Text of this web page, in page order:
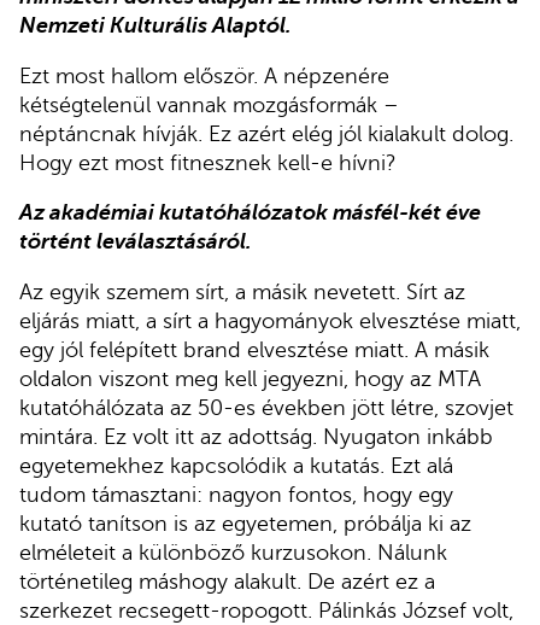
Nemzeti Kulturális Alaptól.
Ezt most hallom először. A népzenére
kétségtelenül vannak mozgásformák –
néptáncnak hívják. Ez azért elég jól kialakult dolog.
Hogy ezt most fitnesznek kell-e hívni?
Az akadémiai kutatóhálózatok másfél-két éve
történt leválasztásáról.
Az egyik szemem sírt, a másik nevetett. Sírt az
eljárás miatt, a sírt a hagyományok elvesztése miatt,
egy jól felépített brand elvesztése miatt. A másik
oldalon viszont meg kell jegyezni, hogy az MTA
kutatóhálózata az 50-es években jött létre, szovjet
mintára. Ez volt itt az adottság. Nyugaton inkább
egyetemekhez kapcsolódik a kutatás. Ezt alá
tudom támasztani: nagyon fontos, hogy egy
kutató tanítson is az egyetemen, próbálja ki az
elméleteit a különböző kurzusokon. Nálunk
történetileg máshogy alakult. De azért ez a
szerkezet recsegett-ropogott. Pálinkás József volt,